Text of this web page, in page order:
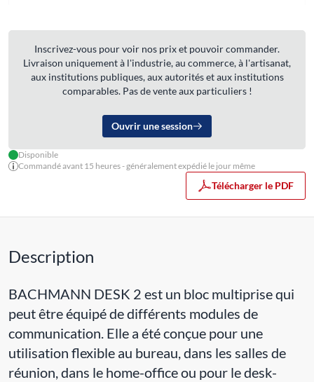
Inscrivez-vous pour voir nos prix et pouvoir commander.
Livraison uniquement à l'industrie, au commerce, à l'artisanat,
aux institutions publiques, aux autorités et aux institutions
comparables. Pas de vente aux particuliers !
Ouvrir une session
Disponible
Commandé avant 15 heures - généralement expédié le jour même
Télécharger le PDF
Description
BACHMANN DESK 2 est un bloc multiprise qui
peut être équipé de différents modules de
communication. Elle a été conçue pour une
utilisation flexible au bureau, dans les salles de
réunion, dans le home-office ou pour le desk-